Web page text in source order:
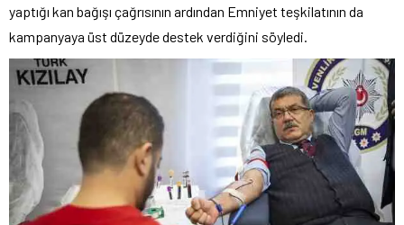
yaptığı kan bağışı çağrısının ardından Emniyet teşkilatının da
kampanyaya üst düzeyde destek verdiğini söyledi.